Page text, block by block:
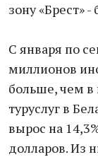
зону «Брест»
С января по
миллионов
больше, чем в
туруслуг в
вырос на
долларов. Из